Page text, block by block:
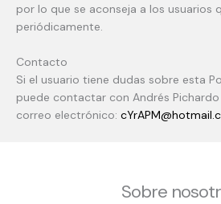
por lo que se aconseja a los usuarios
periódicamente.
Contacto
Si el usuario tiene dudas sobre esta
puede contactar con Andrés
correo electrónico:
Sobre